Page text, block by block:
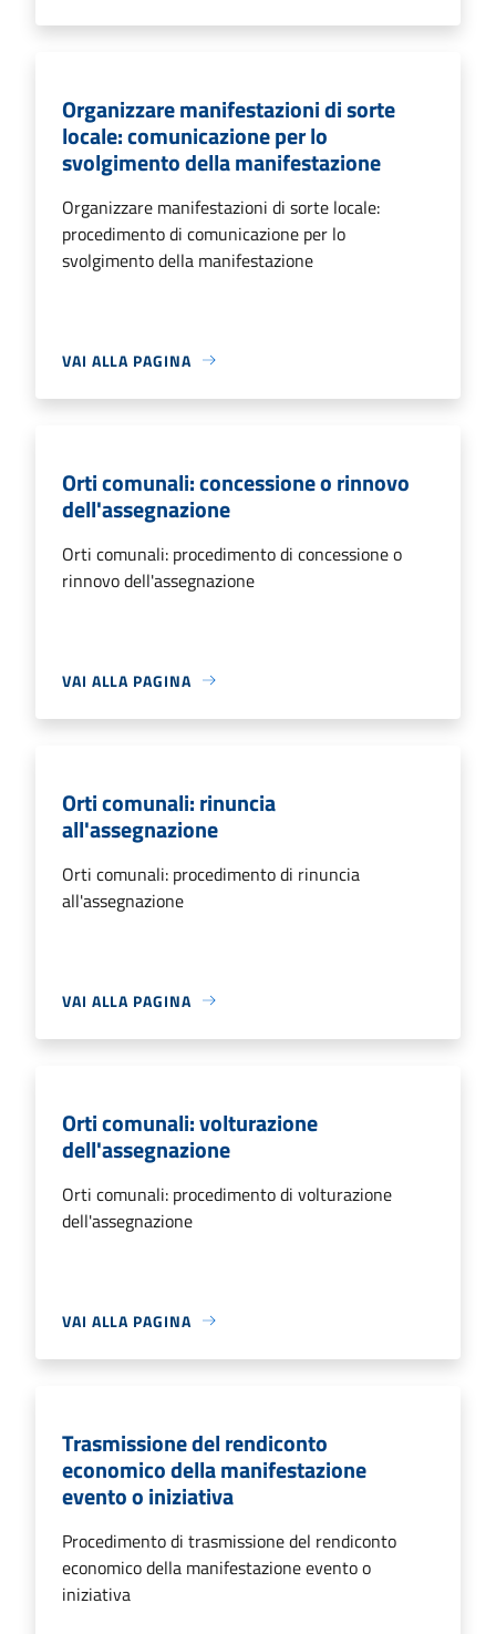
Organizzare manifestazioni di sorte
locale: comunicazione per lo
svolgimento della manifestazione
Organizzare manifestazioni di sorte locale:
procedimento di comunicazione per lo
svolgimento della manifestazione
VAI ALLA PAGINA
Orti comunali: concessione o rinnovo
dell'assegnazione
Orti comunali: procedimento di concessione o
rinnovo dell'assegnazione
VAI ALLA PAGINA
Orti comunali: rinuncia
all'assegnazione
Orti comunali: procedimento di rinuncia
all'assegnazione
VAI ALLA PAGINA
Orti comunali: volturazione
dell'assegnazione
Orti comunali: procedimento di volturazione
dell'assegnazione
VAI ALLA PAGINA
Trasmissione del rendiconto
economico della manifestazione
evento o iniziativa
Procedimento di trasmissione del rendiconto
economico della manifestazione evento o
iniziativa